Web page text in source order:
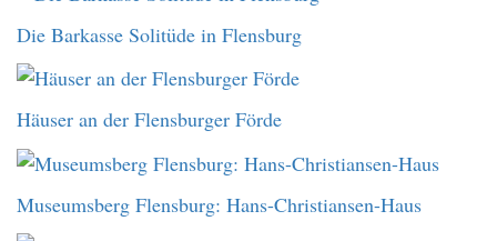
Die Barkasse Solitüde in Flensburg
Häuser an der Flensburger Förde
Museumsberg Flensburg: Hans-Christiansen-Haus